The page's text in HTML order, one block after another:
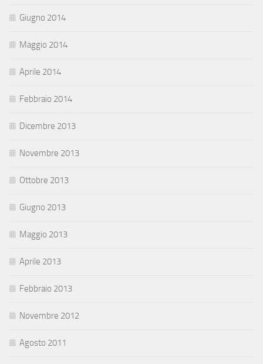
Giugno 2014
Maggio 2014
Aprile 2014
Febbraio 2014
Dicembre 2013
Novembre 2013
Ottobre 2013
Giugno 2013
Maggio 2013
Aprile 2013
Febbraio 2013
Novembre 2012
Agosto 2011